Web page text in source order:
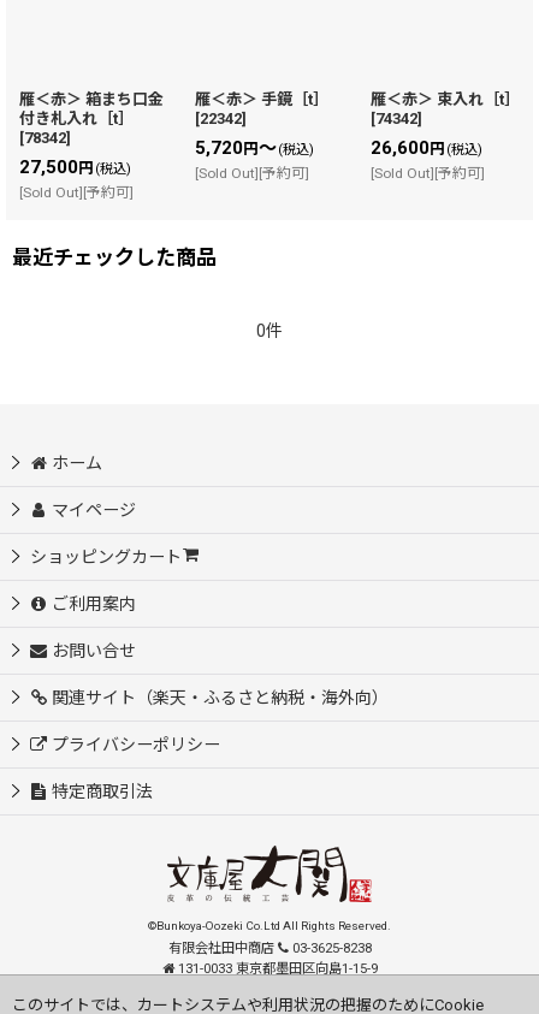
雁＜赤＞ 箱まち口金
付き札入れ［t］
[78342]
27,500円 (税込)
[Sold Out][予約可]
雁＜赤＞ 手鏡［t］
[22342]
5,720円～(税込)
[Sold Out][予約可]
雁＜赤＞ 束入れ［t］
[74342]
26,600円 (税込)
[Sold Out][予約可]
最近チェックした商品
0件
ホーム
マイページ
ショッピングカート
ご利用案内
お問い合せ
関連サイト（楽天・ふるさと納税・海外向）
プライバシーポリシー
特定商取引法
©Bunkoya-Oozeki Co.Ltd All Rights Reserved.
有限会社田中商店
03-3625-8238
131-0033 東京都墨田区向島1-15-9
このサイトでは、カートシステムや利用状況の把握のためにCookie